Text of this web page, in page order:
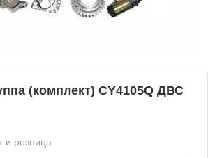
(комплект) CY4105Q ДВС
и розница